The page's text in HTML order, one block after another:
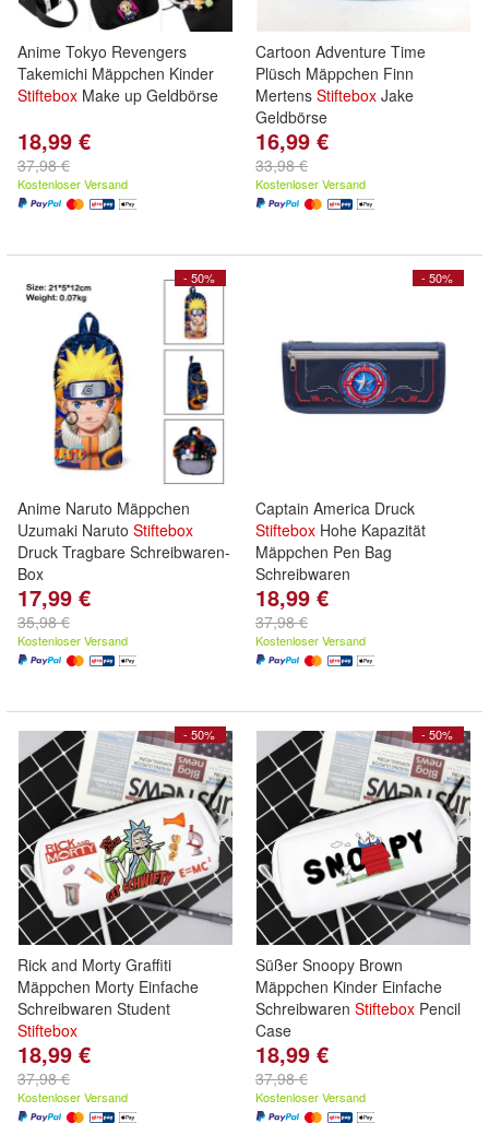
Anime Tokyo Revengers
Takemichi Mäppchen Kinder
Stiftebox Make up Geldbörse
18,99 €
37,98 €
Kostenloser Versand
Cartoon Adventure Time
Plüsch Mäppchen Finn
Mertens Stiftebox Jake
Geldbörse
16,99 €
33,98 €
Kostenloser Versand
- 50%
Anime Naruto Mäppchen
Uzumaki Naruto Stiftebox
Druck Tragbare Schreibwaren-
Box
17,99 €
35,98 €
Kostenloser Versand
- 50%
Captain America Druck
Stiftebox Hohe Kapazität
Mäppchen Pen Bag
Schreibwaren
18,99 €
37,98 €
Kostenloser Versand
- 50%
Rick and Morty Graffiti
Mäppchen Morty Einfache
Schreibwaren Student
Stiftebox
18,99 €
37,98 €
Kostenloser Versand
- 50%
Süßer Snoopy Brown
Mäppchen Kinder Einfache
Schreibwaren Stiftebox Pencil
Case
18,99 €
37,98 €
Kostenloser Versand